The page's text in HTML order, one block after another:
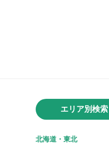
エリア別検索
北海道・東北